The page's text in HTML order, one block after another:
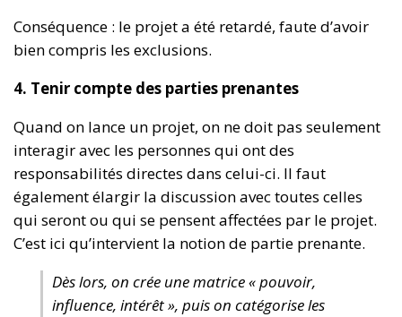
Conséquence : le projet a été retardé, faute d’avoir
bien compris les exclusions.
4. Tenir compte des parties prenantes
Quand on lance un projet, on ne doit pas seulement
interagir avec les personnes qui ont des
responsabilités directes dans celui-ci. Il faut
également élargir la discussion avec toutes celles
qui seront ou qui se pensent affectées par le projet.
C’est ici qu’intervient la notion de partie prenante.
Dès lors, on crée une matrice « pouvoir,
influence, intérêt », puis on catégorise les